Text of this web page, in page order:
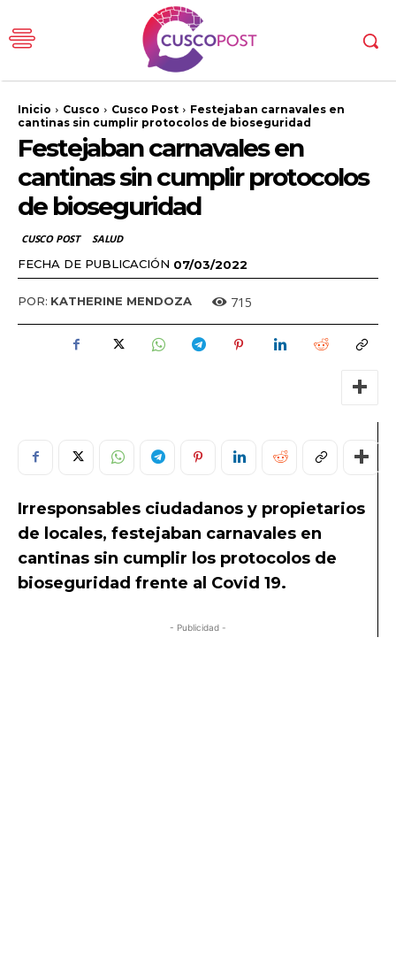
Inicio Cusco Cusco Post
Festejaban carnavales en
cantinas sin cumplir protocolos de bioseguridad
Festejaban carnavales en
cantinas sin cumplir protocolos
de bioseguridad
CUSCO POST SALUD
FECHA DE PUBLICACIÓN 07/03/2022
POR: KATHERINE MENDOZA 715
Irresponsables ciudadanos y propietarios
de locales, festejaban carnavales en
cantinas sin cumplir los protocolos de
bioseguridad frente al Covid 19.
- Publicidad -